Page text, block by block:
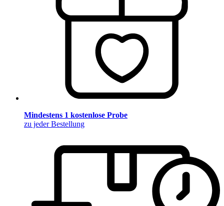
Mindestens 1 kostenlose Probe
zu jeder Bestellung